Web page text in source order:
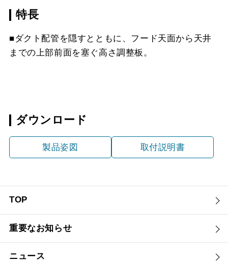
特長
■ダクト配管を隠すとともに、フード天面から天井
までの上部前面を塞ぐ高さ調整板。
ダウンロード
製品姿図 取付説明書
TOP
重要なお知らせ
ニュース